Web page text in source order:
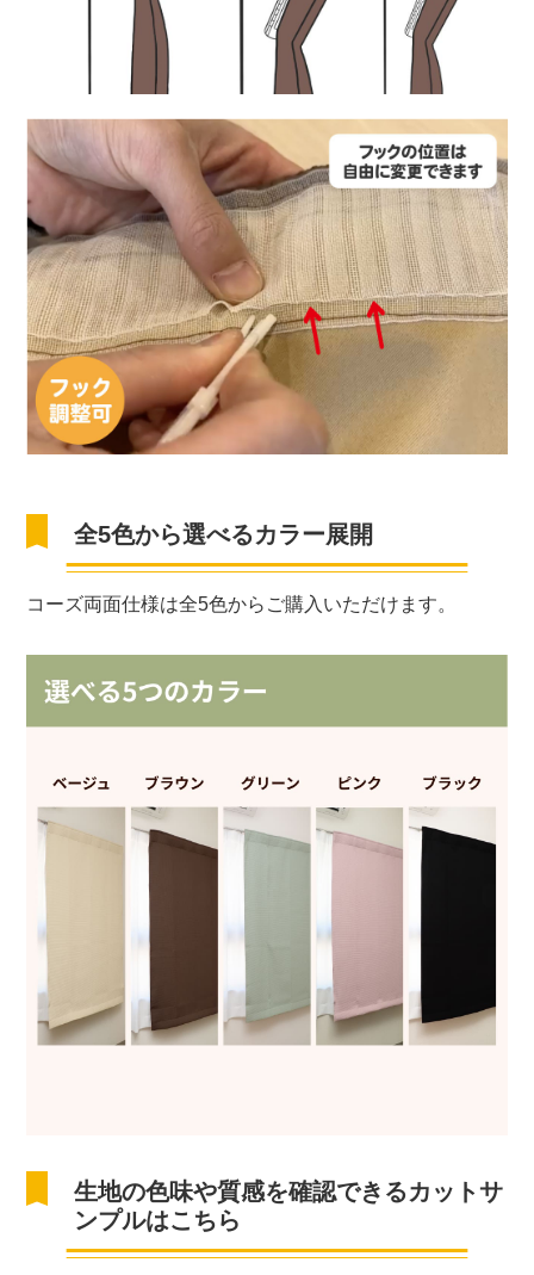
全5色から選べるカラー展開
コーズ両面仕様は全5色からご購入いただけます。
生地の色味や質感を確認できるカットサ
ンプルはこちら